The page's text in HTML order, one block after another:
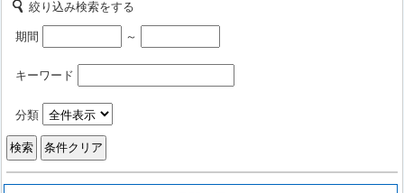
絞り込み検索をする
期間 ～
キーワード
分類